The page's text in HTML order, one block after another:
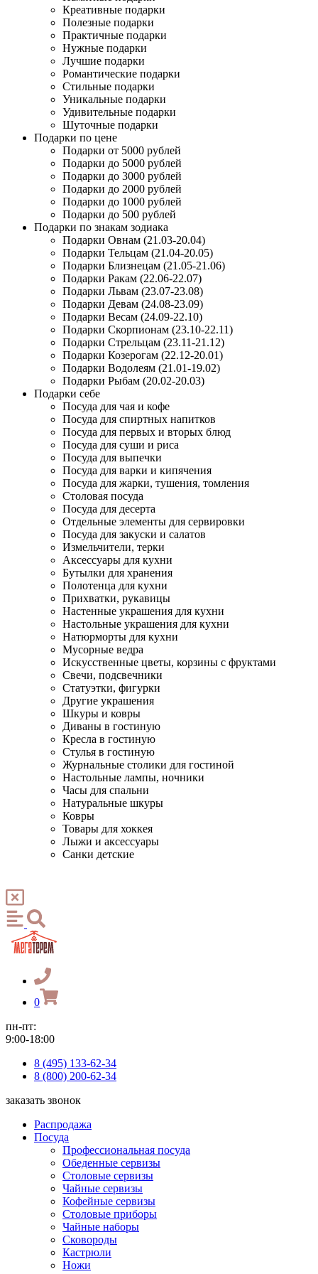
Креативные подарки
Полезные подарки
Практичные подарки
Нужные подарки
Лучшие подарки
Романтические подарки
Стильные подарки
Уникальные подарки
Удивительные подарки
Шуточные подарки
Подарки по цене
Подарки от 5000 рублей
Подарки до 5000 рублей
Подарки до 3000 рублей
Подарки до 2000 рублей
Подарки до 1000 рублей
Подарки до 500 рублей
Подарки по знакам зодиака
Подарки Овнам (21.03-20.04)
Подарки Тельцам (21.04-20.05)
Подарки Близнецам (21.05-21.06)
Подарки Ракам (22.06-22.07)
Подарки Львам (23.07-23.08)
Подарки Девам (24.08-23.09)
Подарки Весам (24.09-22.10)
Подарки Скорпионам (23.10-22.11)
Подарки Стрельцам (23.11-21.12)
Подарки Козерогам (22.12-20.01)
Подарки Водолеям (21.01-19.02)
Подарки Рыбам (20.02-20.03)
Подарки себе
Посуда для чая и кофе
Посуда для спиртных напитков
Посуда для первых и вторых блюд
Посуда для суши и риса
Посуда для выпечки
Посуда для варки и кипячения
Посуда для жарки, тушения, томления
Столовая посуда
Посуда для десерта
Отдельные элементы для сервировки
Посуда для закуски и салатов
Измельчители, терки
Аксессуары для кухни
Бутылки для хранения
Полотенца для кухни
Прихватки, рукавицы
Настенные украшения для кухни
Настольные украшения для кухни
Натюрморты для кухни
Мусорные ведра
Искусственные цветы, корзины с фруктами
Свечи, подсвечники
Статуэтки, фигурки
Другие украшения
Шкуры и ковры
Диваны в гостиную
Кресла в гостиную
Стулья в гостиную
Журнальные столики для гостиной
Настольные лампы, ночники
Часы для спальни
Натуральные шкуры
Ковры
Товары для хоккея
Лыжи и аксессуары
Санки детские
0
пн-пт:
9:00-18:00
8 (495) 133-62-34
8 (800) 200-62-34
заказать звонок
Распродажа
Посуда
Профессиональная посуда
Обеденные сервизы
Столовые сервизы
Чайные сервизы
Кофейные сервизы
Столовые приборы
Чайные наборы
Сковороды
Кастрюли
Ножи